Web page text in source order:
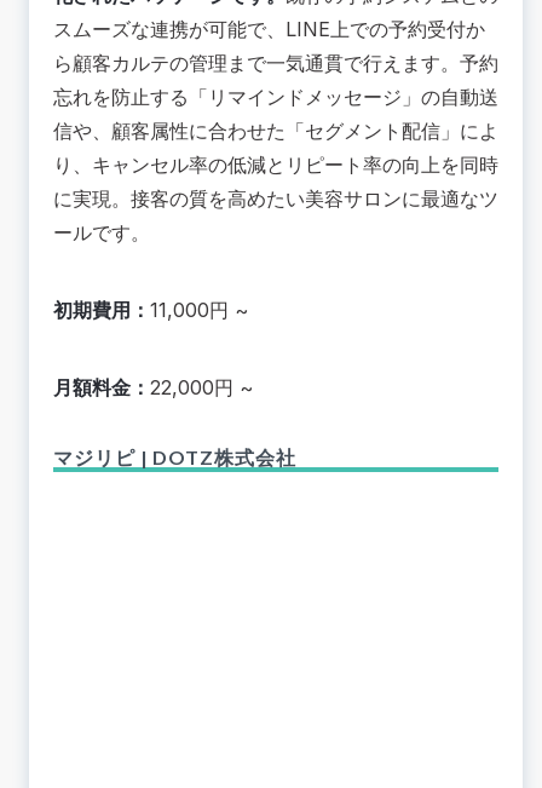
スムーズな連携が可能で、LINE上での予約受付か
ら顧客カルテの管理まで一気通貫で行えます。 予約
忘れを防止する「リマインドメッセージ」の自動送
信や、顧客属性に合わせた「セグメント配信」 によ
り、キャンセル率の低減とリピート率の向上を同時
に実現。接客の質を高めたい美容サロンに最適なツ
ールです。
初期費用： 11,000円 ~
月額料金： 22,000円 ~
マジリピ | DOTZ株式会社